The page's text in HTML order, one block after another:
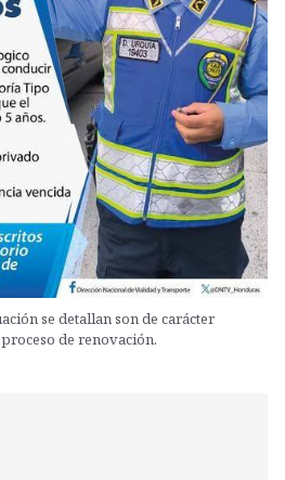
se detallan son de carácter
de renovación.